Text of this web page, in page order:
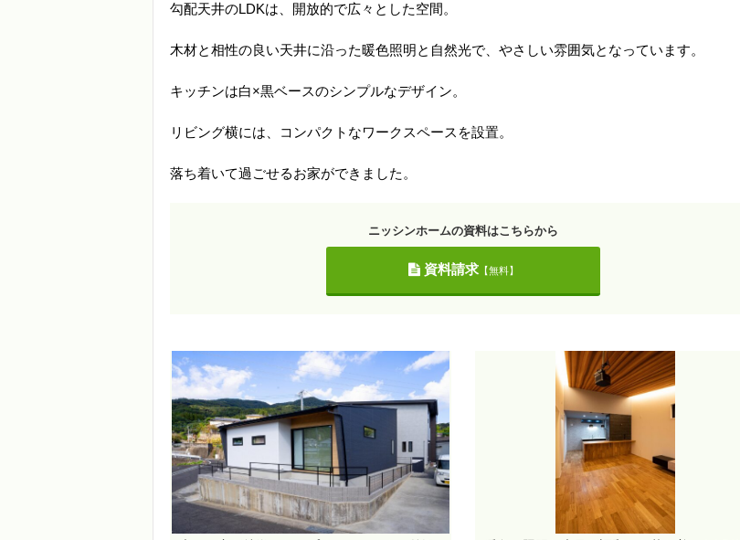
勾配天井のLDKは、開放的で広々とした空間。
木材と相性の良い天井に沿った暖色照明と自然光で、やさしい雰囲気となっています。
キッチンは白×黒ベースのシンプルなデザイン。
リビング横には、コンパクトなワークスペースを設置。
落ち着いて過ごせるお家ができました。
ニッシンホームの資料はこちらから
資料請求【無料】